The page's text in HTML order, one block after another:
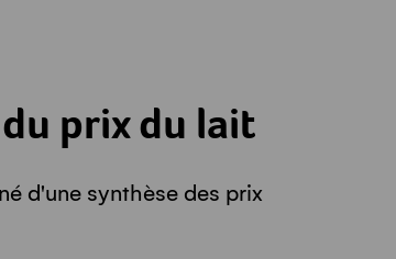
prix du lait
d'une synthèse des prix